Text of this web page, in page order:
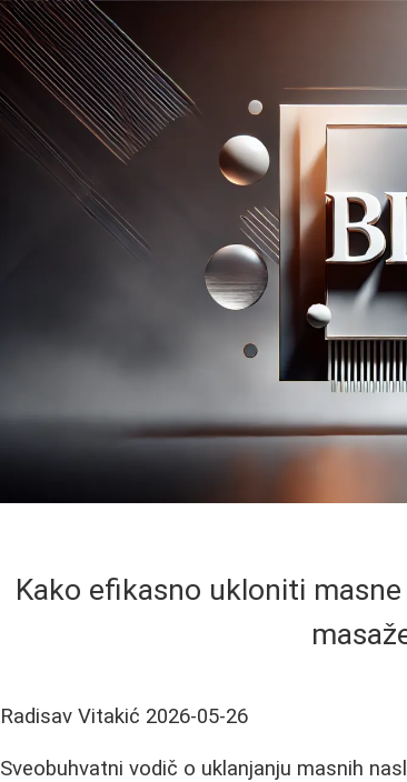
Kako efikasno ukloniti
Radisav Vitakić 2026-05-26
Sveobuhvatni vodič o uklanjanju masnih